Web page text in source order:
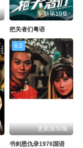
更新第19集
把关者们粤语
6.0
更新第50集
书剑恩仇录1976国语